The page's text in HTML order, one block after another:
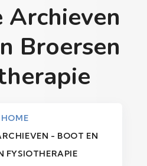
Broersen
HOME
- BOOT EN
FYSIOTHERAPIE